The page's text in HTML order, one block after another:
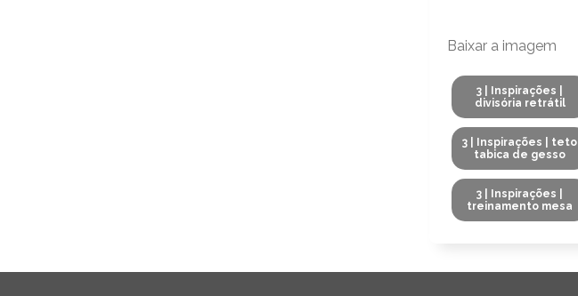
Baixar a imagem
3 | Inspirações |
divisória retrátil
3 | Inspirações | teto
tabica de gesso
3 | Inspirações |
treinamento mesa